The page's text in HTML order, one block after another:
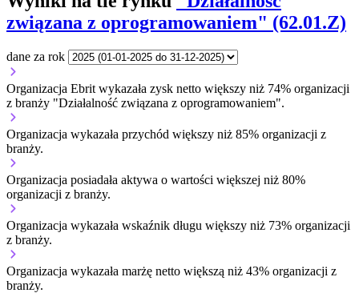
związana z oprogramowaniem" (62.01.Z)
dane za rok
Organizacja Ebrit wykazała zysk netto większy niż 74% organizacji
z branży "Działalność związana z oprogramowaniem".
Organizacja wykazała przychód większy niż 85% organizacji z
branży.
Organizacja posiadała aktywa o wartości większej niż 80%
organizacji z branży.
Organizacja wykazała wskaźnik długu większy niż 73% organizacji
z branży.
Organizacja wykazała marżę netto większą niż 43% organizacji z
branży.